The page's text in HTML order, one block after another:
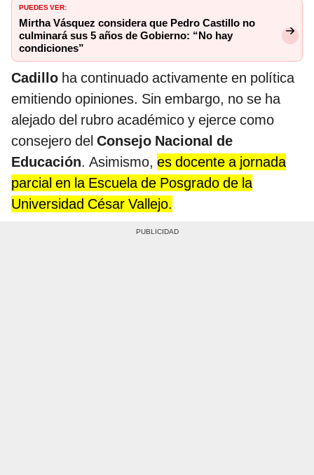
PUEDES VER:
Mirtha Vásquez considera que Pedro Castillo no
culminará sus 5 años de Gobierno: “No hay
condiciones”
Cadillo ha continuado activamente en política
emitiendo opiniones. Sin embargo, no se ha
alejado del rubro académico y ejerce como
consejero del Consejo Nacional de
Educación. Asimismo, es docente a jornada
parcial en la Escuela de Posgrado de la
Universidad César Vallejo.